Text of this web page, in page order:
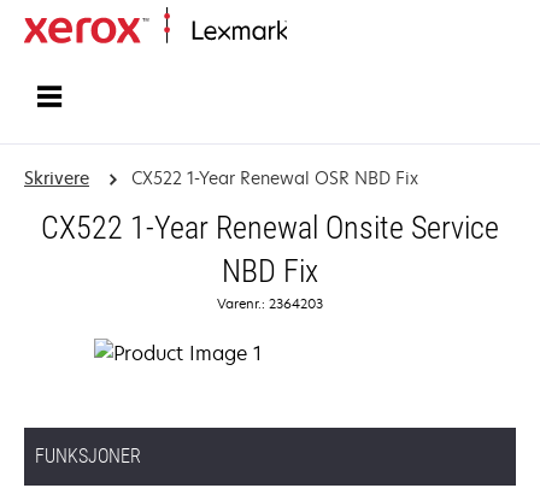
Skrivere CX522 1-Year Renewal OSR NBD Fix
CX522 1-Year Renewal Onsite Service
NBD Fix
Varenr.: 2364203
FUNKSJONER